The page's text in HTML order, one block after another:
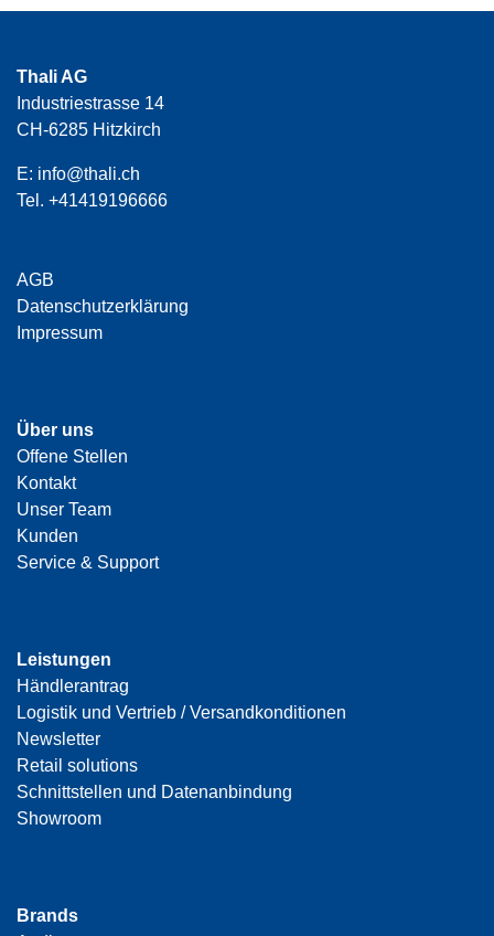
Thali AG
Industriestrasse 14
CH-6285 Hitzkirch
E: info@thali.ch
Tel. +41419196666
AGB
Datenschutzerklärung
Impressum
Über uns
Offene Stellen
Kontakt
Unser Team
Kunden
Service & Support
Leistungen
Händlerantrag
Logistik und Vertrieb / Versandkonditionen
Newsletter
Retail solutions
Schnittstellen und Datenanbindung
Showroom
Brands